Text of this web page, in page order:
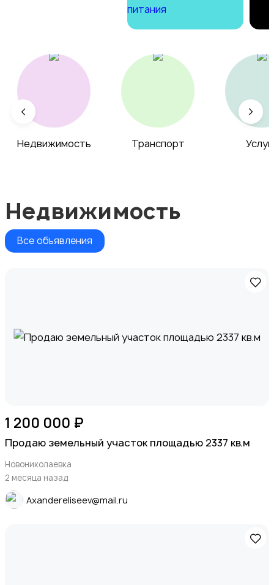
Недвижимость Транспорт
Недвижимость
Все объявления
1 200 000 ₽
Продаю земельный участок площадью 2337 кв.м
Новониколаевка
2 месяца назад
Axandereliseev@mail.ru